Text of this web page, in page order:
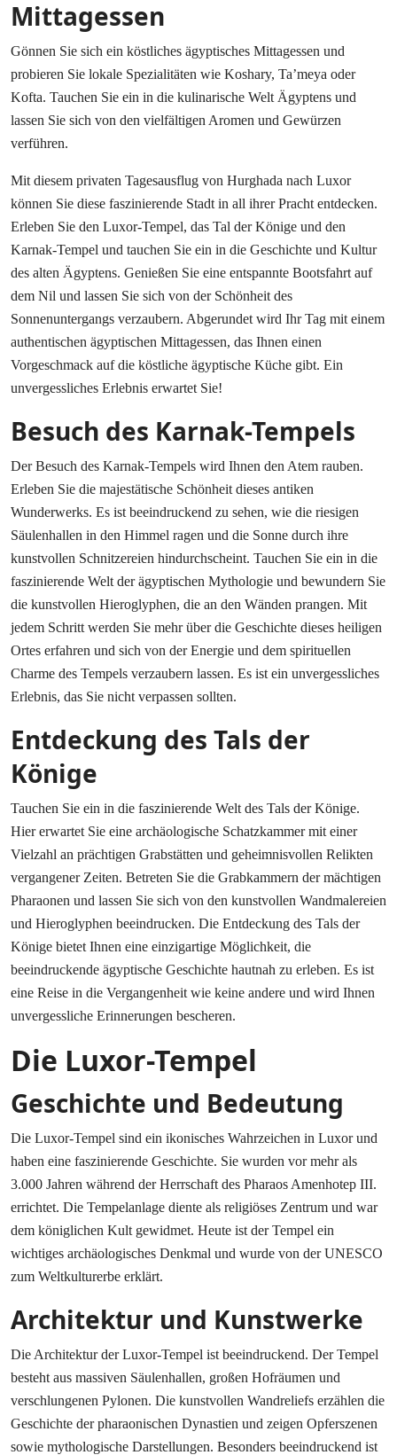
Mittagessen
Gönnen Sie sich ein köstliches ägyptisches Mittagessen und
probieren Sie lokale Spezialitäten wie Koshary, Ta’meya oder
Kofta. Tauchen Sie ein in die kulinarische Welt Ägyptens und
lassen Sie sich von den vielfältigen Aromen und Gewürzen
verführen.
Mit diesem privaten Tagesausflug von Hurghada nach Luxor
können Sie diese faszinierende Stadt in all ihrer Pracht entdecken.
Erleben Sie den Luxor-Tempel, das Tal der Könige und den
Karnak-Tempel und tauchen Sie ein in die Geschichte und Kultur
des alten Ägyptens. Genießen Sie eine entspannte Bootsfahrt auf
dem Nil und lassen Sie sich von der Schönheit des
Sonnenuntergangs verzaubern. Abgerundet wird Ihr Tag mit einem
authentischen ägyptischen Mittagessen, das Ihnen einen
Vorgeschmack auf die köstliche ägyptische Küche gibt. Ein
unvergessliches Erlebnis erwartet Sie!
Besuch des Karnak-Tempels
Der Besuch des Karnak-Tempels wird Ihnen den Atem rauben.
Erleben Sie die majestätische Schönheit dieses antiken
Wunderwerks. Es ist beeindruckend zu sehen, wie die riesigen
Säulenhallen in den Himmel ragen und die Sonne durch ihre
kunstvollen Schnitzereien hindurchscheint. Tauchen Sie ein in die
faszinierende Welt der ägyptischen Mythologie und bewundern Sie
die kunstvollen Hieroglyphen, die an den Wänden prangen. Mit
jedem Schritt werden Sie mehr über die Geschichte dieses heiligen
Ortes erfahren und sich von der Energie und dem spirituellen
Charme des Tempels verzaubern lassen. Es ist ein unvergessliches
Erlebnis, das Sie nicht verpassen sollten.
Entdeckung des Tals der
Könige
Tauchen Sie ein in die faszinierende Welt des Tals der Könige.
Hier erwartet Sie eine archäologische Schatzkammer mit einer
Vielzahl an prächtigen Grabstätten und geheimnisvollen Relikten
vergangener Zeiten. Betreten Sie die Grabkammern der mächtigen
Pharaonen und lassen Sie sich von den kunstvollen Wandmalereien
und Hieroglyphen beeindrucken. Die Entdeckung des Tals der
Könige bietet Ihnen eine einzigartige Möglichkeit, die
beeindruckende ägyptische Geschichte hautnah zu erleben. Es ist
eine Reise in die Vergangenheit wie keine andere und wird Ihnen
unvergessliche Erinnerungen bescheren.
Die Luxor-Tempel
Geschichte und Bedeutung
Die Luxor-Tempel sind ein ikonisches Wahrzeichen in Luxor und
haben eine faszinierende Geschichte. Sie wurden vor mehr als
3.000 Jahren während der Herrschaft des Pharaos Amenhotep III.
errichtet. Die Tempelanlage diente als religiöses Zentrum und war
dem königlichen Kult gewidmet. Heute ist der Tempel ein
wichtiges archäologisches Denkmal und wurde von der UNESCO
zum Weltkulturerbe erklärt.
Architektur und Kunstwerke
Die Architektur der Luxor-Tempel ist beeindruckend. Der Tempel
besteht aus massiven Säulenhallen, großen Hofräumen und
verschlungenen Pylonen. Die kunstvollen Wandreliefs erzählen die
Geschichte der pharaonischen Dynastien und zeigen Opferszenen
sowie mythologische Darstellungen. Besonders beeindruckend ist